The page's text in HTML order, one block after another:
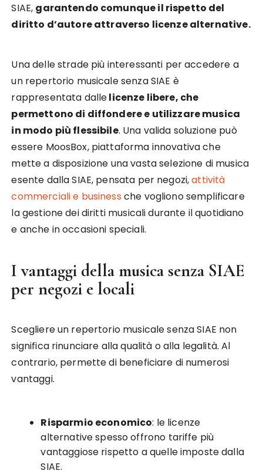
SIAE, garantendo comunque il rispetto del
diritto d’autore attraverso licenze alternative.
Una delle strade più interessanti per accedere a
un repertorio musicale senza SIAE è
rappresentata dallelicenze libere, che
permettono di diffondere e utilizzare musica
in modo più flessibile. Una valida soluzione può
essere MoosBox, piattaforma innovativa che
mette a disposizione una vasta selezione di musica
esente dalla SIAE, pensata per negozi,attività
commerciali e business che vogliono semplificare
la gestione dei diritti musicali durante il quotidiano
e anche in occasioni speciali.
I vantaggi della musica senza SIAE
per negozi e locali
Scegliere un repertorio musicale senza SIAE non
significa rinunciare alla qualità o alla legalità. Al
contrario, permette di beneficiare di numerosi
vantaggi.
Risparmio economico: le licenze
alternative spesso offrono tariffe più
vantaggiose rispetto a quelle imposte dalla
SIAE.